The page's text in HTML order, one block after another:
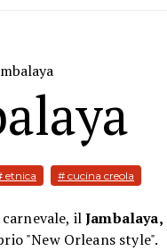
etnica # cucina creola
ilJambalaya,
"New Orleans style".